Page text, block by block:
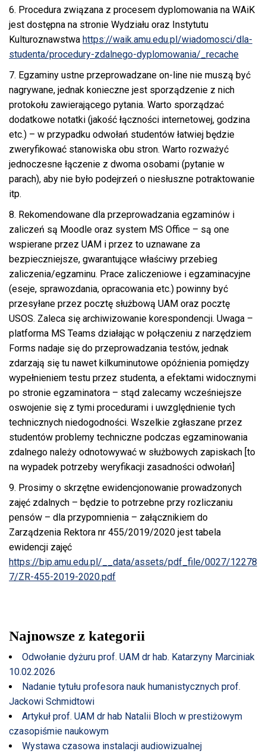
6. Procedura związana z procesem dyplomowania na WAiK
jest dostępna na stronie Wydziału oraz Instytutu
Kulturoznawstwa https://waik.amu.edu.pl/wiadomosci/dla-
studenta/procedury-zdalnego-dyplomowania/_recache
7. Egzaminy ustne przeprowadzane on-line nie muszą być
nagrywane, jednak konieczne jest sporządzenie z nich
protokołu zawierającego pytania. Warto sporządzać
dodatkowe notatki (jakość łączności internetowej, godzina
etc.) – w przypadku odwołań studentów łatwiej będzie
zweryfikować stanowiska obu stron. Warto rozważyć
jednoczesne łączenie z dwoma osobami (pytanie w
parach), aby nie było podejrzeń o niesłuszne potraktowanie
itp.
8. Rekomendowane dla przeprowadzania egzaminów i
zaliczeń są Moodle oraz system MS Office – są one
wspierane przez UAM i przez to uznawane za
bezpieczniejsze, gwarantujące właściwy przebieg
zaliczenia/egzaminu. Prace zaliczeniowe i egzaminacyjne
(eseje, sprawozdania, opracowania etc.) powinny być
przesyłane przez pocztę służbową UAM oraz pocztę
USOS. Zaleca się archiwizowanie korespondencji. Uwaga –
platforma MS Teams działając w połączeniu z narzędziem
Forms nadaje się do przeprowadzania testów, jednak
zdarzają się tu nawet kilkuminutowe opóźnienia pomiędzy
wypełnieniem testu przez studenta, a efektami widocznymi
po stronie egzaminatora – stąd zalecamy wcześniejsze
oswojenie się z tymi procedurami i uwzględnienie tych
technicznych niedogodności. Wszelkie zgłaszane przez
studentów problemy techniczne podczas egzaminowania
zdalnego należy odnotowywać w służbowych zapiskach [to
na wypadek potrzeby weryfikacji zasadności odwołań]
9. Prosimy o skrzętne ewidencjonowanie prowadzonych
zajęć zdalnych – będzie to potrzebne przy rozliczaniu
pensów – dla przypomnienia – załącznikiem do
Zarządzenia Rektora nr 455/2019/2020 jest tabela
ewidencji zajęć
https://bip.amu.edu.pl/__data/assets/pdf_file/0027/12278
7/ZR-455-2019-2020.pdf
Najnowsze z kategorii
Odwołanie dyżuru prof. UAM dr hab. Katarzyny Marciniak
10.02.2026
Nadanie tytułu profesora nauk humanistycznych prof.
Jackowi Schmidtowi
Artykuł prof. UAM dr hab Natalii Bloch w prestiżowym
czasopiśmie naukowym
Wystawa czasowa instalacji audiowizualnej